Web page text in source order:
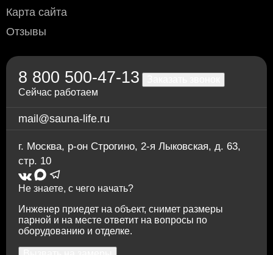
банк; для юрлиц и ИП — без НДС, по
1.416
Полок термоабаш, узкий, 26х42х2400 мм.
Карта сайта
Отзывы
8 800 500-47-13
Сейчас работаем
mail@sauna-life.ru
г. Москва, р-он Строгино, 2-я Лыковская, д. 63,
стр. 10
Не знаете, с чего начать?
Инженер приедет на объект, снимет размеры
парной и на месте ответит на вопросы по
оборудованию и отделке.